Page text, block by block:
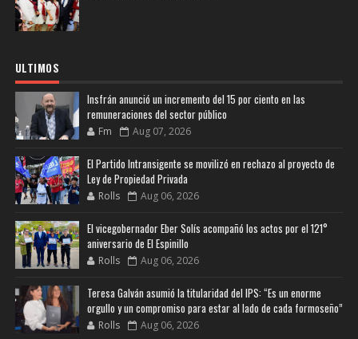
ULTIMOS
Insfrán anunció un incremento del 15 por ciento en las
remuneraciones del sector público
Fm Aug 07, 2026
El Partido Intransigente se movilizó en rechazo al proyecto de
Ley de Propiedad Privada
Rolls Aug 06, 2026
El vicegobernador Eber Solís acompañó los actos por el 121°
aniversario de El Espinillo
Rolls Aug 06, 2026
Teresa Galván asumió la titularidad del IPS: “Es un enorme
orgullo y un compromiso para estar al lado de cada formoseño”
Rolls Aug 06, 2026